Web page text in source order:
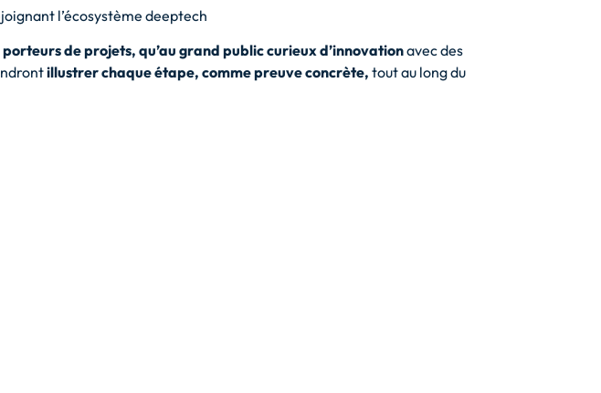
l’écosystème deeptech
de projets, qu’au grand public curieux d’innovationavec des
illustrer chaque étape, comme preuve concrète, tout au long du